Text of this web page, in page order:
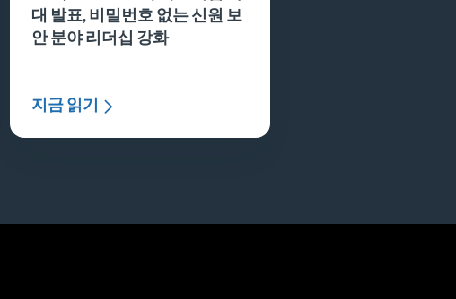
대 발표, 비밀번호 없는 신원 보
안 분야 리더십 강화
지금 읽기